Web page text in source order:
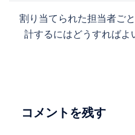
ビ
ン
割り当てられた担当者ご
計するにはどうすれば
コメントを残す